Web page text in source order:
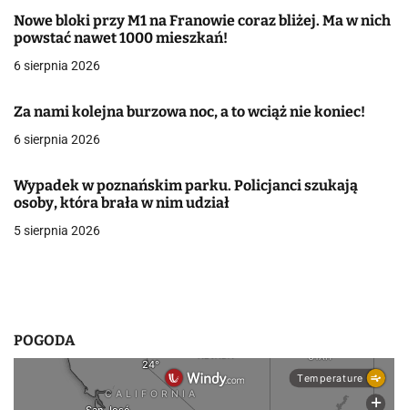
a
c
a
p
i
Nowe bloki przy M1 na Franowie coraz bliżej. Ma w nich
powstać nawet 1000 mieszkań!
6 sierpnia 2026
Za nami kolejna burzowa noc, a to wciąż nie koniec!
6 sierpnia 2026
Wypadek w poznańskim parku. Policjanci szukają
osoby, która brała w nim udział
5 sierpnia 2026
POGODA